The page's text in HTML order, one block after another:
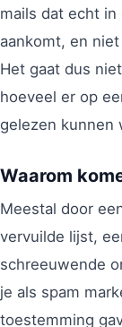
mails dat echt
aankomt, en
Het gaat dus
hoeveel er op
gelezen kunnen
Waarom
Meestal door
vervuilde lijst,
schreeuwende
je als spam
toestemming